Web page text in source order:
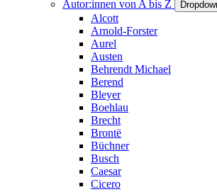
Autor:innen von A bis Z
Alcott
Arnold-Forster
Aurel
Austen
Behrendt Michael
Berend
Bleyer
Boehlau
Brecht
Brontë
Büchner
Busch
Caesar
Cicero